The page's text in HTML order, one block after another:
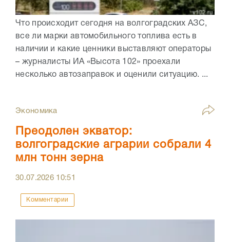
Что происходит сегодня на волгоградских АЗС,
все ли марки автомобильного топлива есть в
наличии и какие ценники выставляют операторы
– журналисты ИА «Высота 102» проехали
несколько автозаправок и оценили ситуацию. ...
Экономика
Преодолен экватор:
волгоградские аграрии собрали 4
млн тонн зерна
30.07.2026 10:51
Комментарии